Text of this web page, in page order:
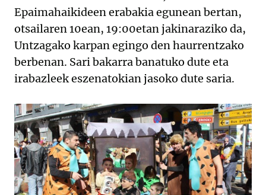
Epaimahaikideen erabakia egunean bertan,
otsailaren 10ean, 19:00etan jakinaraziko da,
Untzagako karpan egingo den haurrentzako
berbenan. Sari bakarra banatuko dute eta
irabazleek eszenatokian jasoko dute saria.